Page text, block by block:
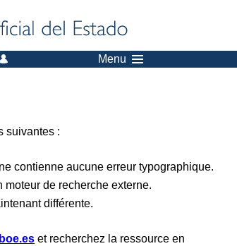
Menu
suivantes :
contienne aucune erreur typographique.
de recherche externe.
différente.
et recherchez la ressource en